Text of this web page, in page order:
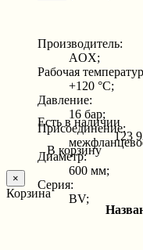
Производитель:
AOX;
Рабочая
+120 °С;
Давление:
16 бар;
Присоединение:
Диаметр:
600 мм;
Серия:
BV;
Есть в наличии
123
В корзину
×
Корзина